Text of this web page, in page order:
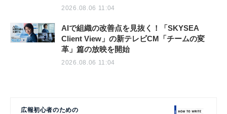
2026.08.06 11:04
AIで組織の改善点を見抜く！「SKYSEA
Client View」の新テレビCM「チームの変
革」篇の放映を開始
2026.08.06 11:04
広報初心者のための